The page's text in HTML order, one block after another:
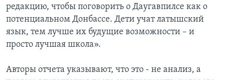
редакцию, чтобы поговорить о Даугавпилсе как о
потенциальном Донбассе. Дети учат латышский
язык, тем лучше их будущие возможности – и
просто лучшая школа».
Авторы отчета указывают, что это - не анализ, а